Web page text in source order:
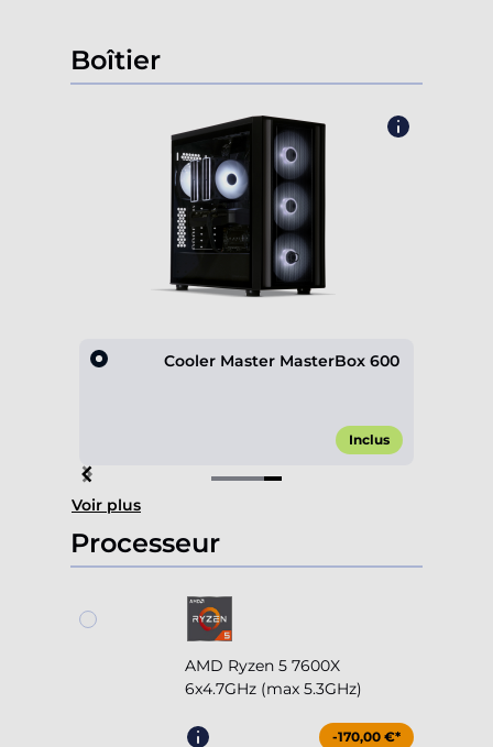
Boîtier
Cooler Master MasterBox 600
Inclus
Item
4
of
4
Voir plus
Processeur
AMD Ryzen 5 7600X
6x4.7GHz (max 5.3GHz)
-170,00 €*